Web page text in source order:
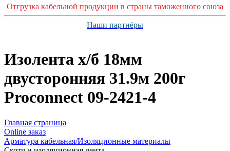
Отгрузка кабельной продукции в страны таможенного союза
Наши партнёры
Изолента х/б 18мм
двусторонняя 31.9м 200г
Proconnect 09-2421-4
Главная страница
Оnline заказ
Арматура кабельная/Изоляционные материалы